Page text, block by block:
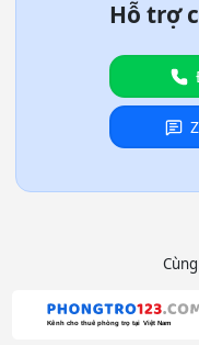
Hỗ trợ